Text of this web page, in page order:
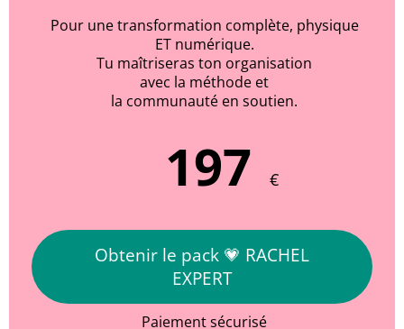
Pour une transformation complète, physique
ET numérique.
Tu maîtriseras ton organisation
avec la méthode et
la communauté en soutien.
197 €
Obtenir le pack 💗 RACHEL
EXPERT
Paiement sécurisé